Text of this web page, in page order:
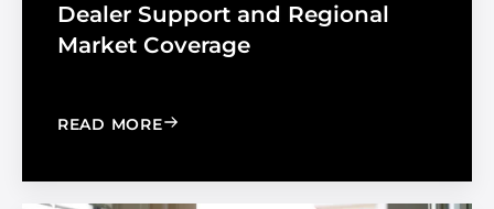
Dealer Support and Regional
Market Coverage
READ MORE: MADICO EXPANDS SALES